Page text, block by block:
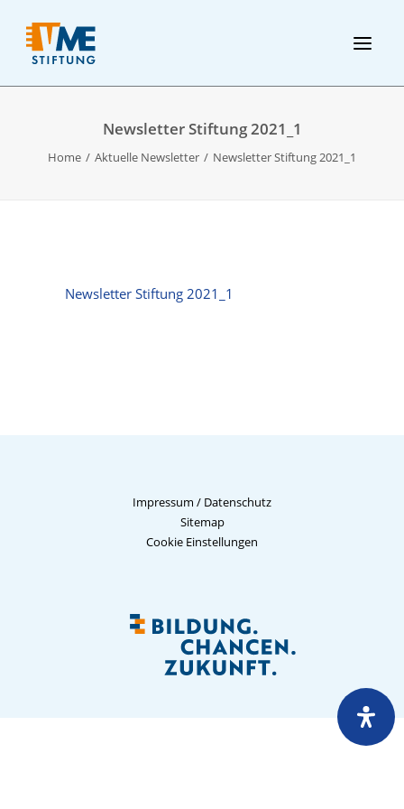
Newsletter Stiftung 2021_1
Home Aktuelle Newsletter Newsletter Stiftung 2021_1
Newsletter Stiftung 2021_1
Impressum / Datenschutz
Sitemap
Cookie Einstellungen